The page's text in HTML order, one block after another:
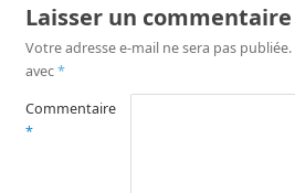
Laisser un commentaire
Votre adresse e-mail ne sera pas publiée.
avec*
Commentaire
*